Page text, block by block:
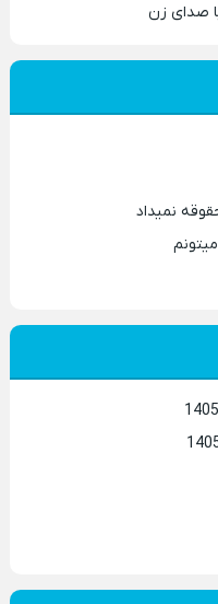
صدای زن
نمیداد